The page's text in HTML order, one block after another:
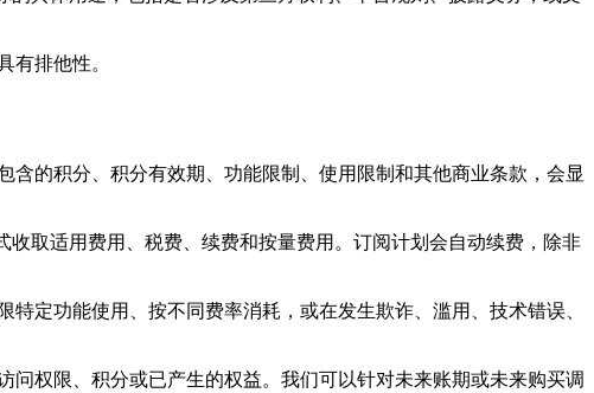
有排他性。
的积分、积分有效期、功能限制、使用限制和其他商业条款，会显
取适用费用、税费、续费和按量费用。订阅计划会自动续费，除非
定功能使用、按不同费率消耗，或在发生欺诈、滥用、技术错误、
权限、积分或已产生的权益。我们可以针对未来账期或未来购买调